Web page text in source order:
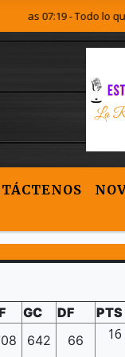
las 07:19 - Todo lo
GC DF
PTS
642 66 16